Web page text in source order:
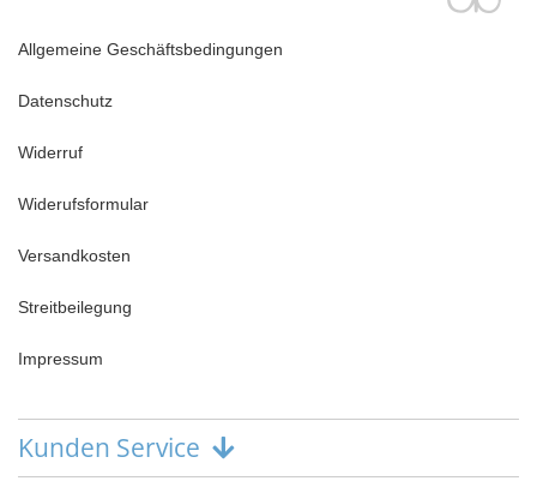
Allgemeine Geschäftsbedingungen
Datenschutz
Widerruf
Widerufsformular
Versandkosten
Streitbeilegung
Impressum
Kunden Service